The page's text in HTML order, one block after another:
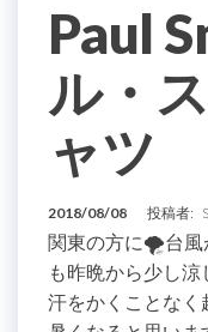
Paul
ル・
ャツ
2018/08/08 投稿者:
関東の方に🌪台風
も昨晩から少し
汗をかくことなく